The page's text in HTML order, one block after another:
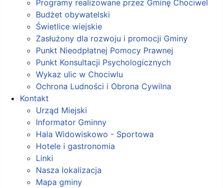
Programy realizowane przez Gminę Chociwel
Budżet obywatelski
Świetlice wiejskie
Zasłużony dla rozwoju i promocji Gminy
Punkt Nieodpłatnej Pomocy Prawnej
Punkt Konsultacji Psychologicznych
Wykaz ulic w Chociwlu
Ochrona Ludności i Obrona Cywilna
Kontakt
Urząd Miejski
Informator Gminny
Hala Widowiskowo - Sportowa
Hotele i gastronomia
Linki
Nasza lokalizacja
Mapa gminy